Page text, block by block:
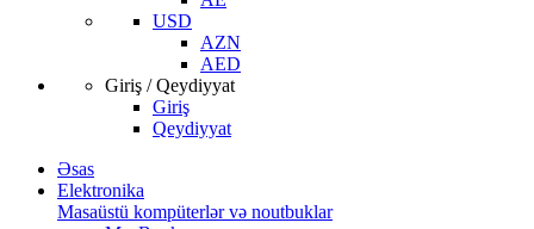
USD
AZN
AED
Giriş / Qeydiyyat
Giriş
Qeydiyyat
Əsas
Elektronika
Masaüstü kompüterlər və noutbuklar